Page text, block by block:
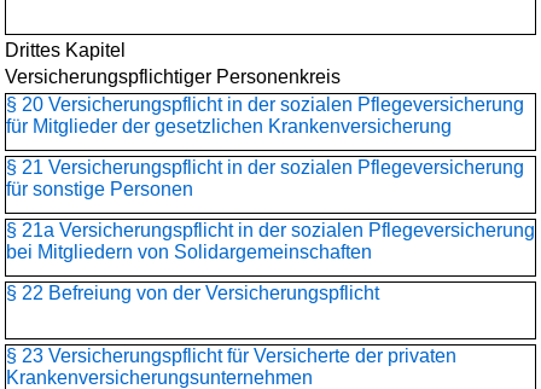
Drittes Kapitel
Versicherungspflichtiger Personenkreis
§ 20 Versicherungspflicht in der sozialen Pflegeversicherung
für Mitglieder der gesetzlichen Krankenversicherung
§ 21 Versicherungspflicht in der sozialen Pflegeversicherung
für sonstige Personen
§ 21a Versicherungspflicht in der sozialen Pflegeversicherung
bei Mitgliedern von Solidargemeinschaften
§ 22 Befreiung von der Versicherungspflicht
§ 23 Versicherungspflicht für Versicherte der privaten
Krankenversicherungs­unternehmen